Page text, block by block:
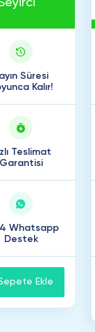
Süresi
Kalır!
Teslimat
Garantisi
Whatsapp
Destek
Ekle